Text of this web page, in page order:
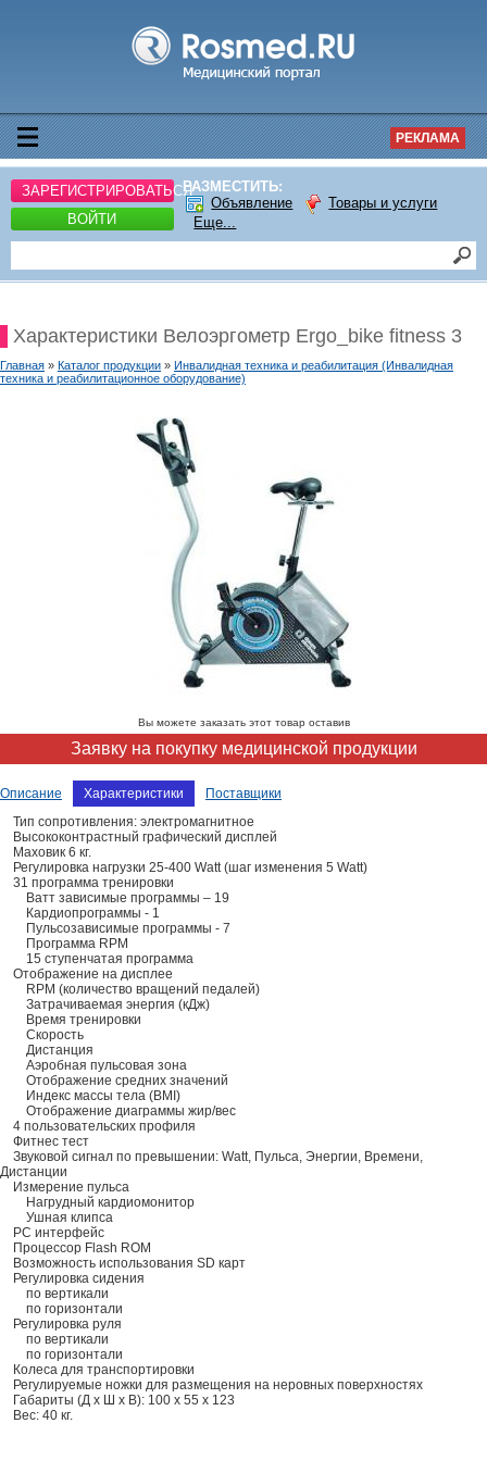
РЕКЛАМА
ЗАРЕГИСТРИРОВАТЬСЯ
ВОЙТИ
РАЗМЕСТИТЬ:
Объявление
Товары и услуги
Еще...
Характеристики Велоэргометр Ergo_bike fitness 3
Главная » Каталог продукции » Инвалидная техника и реабилитация (Инвалидная
техника и реабилитационное оборудование)
Вы можете заказать этот товар оставив
Заявку на покупку медицинской продукции
Описание Характеристики
Поставщики
Тип сопротивления: электромагнитное
Высококонтрастный графический дисплей
Маховик 6 кг.
Регулировка нагрузки 25-400 Watt (шаг изменения 5 Watt)
31 программа тренировки
Ватт зависимые программы – 19
Кардиопрограммы - 1
Пульсозависимые программы - 7
Программа RPM
15 ступенчатая программа
Отображение на дисплее
RPM (количество вращений педалей)
Затрачиваемая энергия (кДж)
Время тренировки
Скорость
Дистанция
Аэробная пульсовая зона
Отображение средних значений
Индекс массы тела (BMI)
Отображение диаграммы жир/вес
4 пользовательских профиля
Фитнес тест
Звуковой сигнал по превышении: Watt, Пульса, Энергии, Времени,
Дистанции
Измерение пульса
Нагрудный кардиомонитор
Ушная клипса
PC интерфейс
Процессор Flash ROM
Возможность использования SD карт
Регулировка сидения
по вертикали
по горизонтали
Регулировка руля
по вертикали
по горизонтали
Колеса для транспортировки
Регулируемые ножки для размещения на неровных поверхностях
Габариты (Д х Ш х В): 100 х 55 х 123
Вес: 40 кг.